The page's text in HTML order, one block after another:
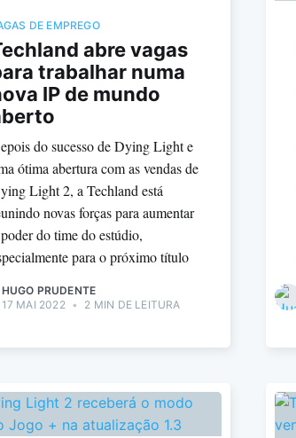
DE EMPREGO
abre vagas
trabalhar numa
IP de mundo
do sucesso de Dying Light e
ótima abertura com as vendas de
Light 2, a Techland está
novas forças para aumentar
do time do estúdio,
para o próximo título
HUGO PRUDENTE
17 MAI 2022 • 2 MIN DE LEITURA